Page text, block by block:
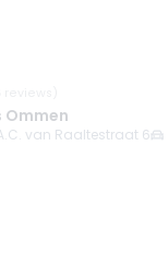
van Raaltestraat 6